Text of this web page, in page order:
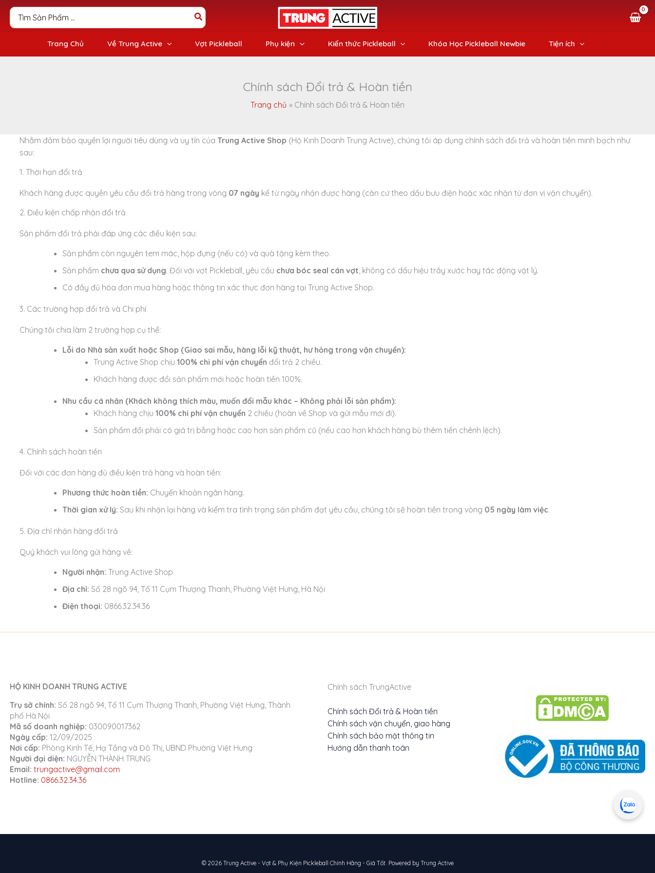
Nhảy
nội
Search
for:
Trang Chủ Về Trung Active Vợt Pickleball Phụ kiện Kiến thức Pickleball Khóa Học Pickleball Newbie Tiện ích
Chính sách Đổi trả & Hoàn tiền
Trang chủ Chính sách Đổi trả & Hoàn tiền
Nhằm đảm bảo quyền lợi người tiêu dùng và uy tín của Trung Active Shop (Hộ Kinh Doanh Trung Active), chúng tôi áp dụng chính sách đổi trả và hoàn tiền minh bạch như
sau:
1. Thời hạn đổi trả
Khách hàng được quyền yêu cầu đổi trả hàng trong vòng 07 ngày kể từ ngày nhận được hàng (căn cứ theo dấu bưu điện hoặc xác nhận từ đơn vị vận chuyển).
2. Điều kiện chấp nhận đổi trả
Sản phẩm đổi trả phải đáp ứng các điều kiện sau:
Sản phẩm còn nguyên tem mác, hộp đựng (nếu có) và quà tặng kèm theo.
Sản phẩm chưa qua sử dụng. Đối với vợt Pickleball, yêu cầu chưa bóc seal cán vợt , không có dấu hiệu trầy xước hay tác động vật lý.
Có đầy đủ hóa đơn mua hàng hoặc thông tin xác thực đơn hàng tại Trung Active Shop.
3. Các trường hợp đổi trả và Chi phí
Chúng tôi chia làm 2 trường hợp cụ thể:
Lỗi do Nhà sản xuất hoặc Shop (Giao sai mẫu, hàng lỗi kỹ thuật, hư hỏng trong vận chuyển):
Trung Active Shop chịu 100% chi phí vận chuyển đổi trả 2 chiều.
Khách hàng được đổi sản phẩm mới hoặc hoàn tiền 100%.
Nhu cầu cá nhân (Khách không thích màu, muốn đổi mẫu khác – Không phải lỗi sản phẩm):
Khách hàng chịu 100% chi phí vận chuyển 2 chiều (hoàn về Shop và gửi mẫu mới đi).
Sản phẩm đổi phải có giá trị bằng hoặc cao hơn sản phẩm cũ (nếu cao hơn khách hàng bù thêm tiền chênh lệch).
4. Chính sách hoàn tiền
Đối với các đơn hàng đủ điều kiện trả hàng và hoàn tiền:
Phương thức hoàn tiền: Chuyển khoản ngân hàng.
Thời gian xử lý: Sau khi nhận lại hàng và kiểm tra tình trạng sản phẩm đạt yêu cầu, chúng tôi sẽ hoàn tiền trong vòng 05 ngày làm việc.
5. Địa chỉ nhận hàng đổi trả
Quý khách vui lòng gửi hàng về:
Người nhận: Trung Active Shop
Địa chỉ: Số 28 ngõ 94, Tổ 11 Cụm Thượng Thanh, Phường Việt Hưng, Hà Nội
Điện thoại: 0866.32.34.36
HỘ KINH DOANH TRUNG ACTIVE
Trụ sở chính: Số 28 ngõ 94, Tổ 11 Cụm Thượng Thanh, Phường Việt Hưng, Thành
phố Hà Nội
Mã số doanh nghiệp: 030090017362
Ngày cấp: 12/09/2025
Nơi cấp: Phòng Kinh Tế, Hạ Tầng và Đô Thị, UBND Phường Việt Hưng
Người đại diện: NGUYỄN THÀNH TRUNG
Email: trungactive@gmail.com
Hotline: 0866.32.34.36
Chính sách TrungActive
Chính sách Đổi trả & Hoàn tiền
Chính sách vận chuyển, giao hàng
Chính sách bảo mật thông tin
Hướng dẫn thanh toán
© 2026 Trung Active - Vợt & Phụ Kiện Pickleball Chính Hãng - Giá Tốt. Powered by Trung Active